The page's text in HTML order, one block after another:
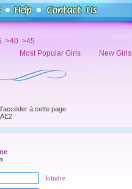
>40 >45
Most Popular Girls
New Girls
à cette page.
Joindre